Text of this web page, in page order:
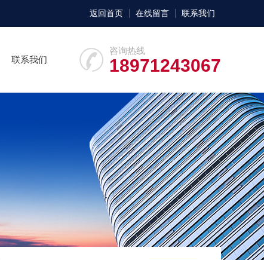
返回首页 在线留言 联系我们
咨询热线
18971243067
联系我们